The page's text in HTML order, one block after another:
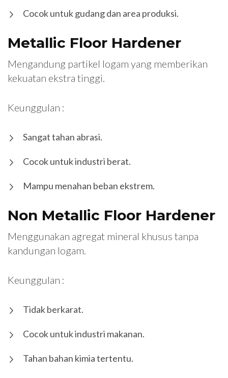
Cocok untuk gudang dan area produksi.
Metallic Floor Hardener
Mengandung partikel logam yang memberikan
kekuatan ekstra tinggi.
Keunggulan :
Sangat tahan abrasi.
Cocok untuk industri berat.
Mampu menahan beban ekstrem.
Non Metallic Floor Hardener
Menggunakan agregat mineral khusus tanpa
kandungan logam.
Keunggulan :
Tidak berkarat.
Cocok untuk industri makanan.
Tahan bahan kimia tertentu.